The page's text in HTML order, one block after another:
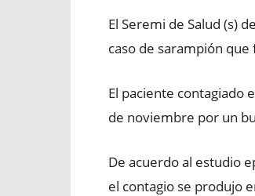
El Seremi de Salud (s)
caso de sarampión
El paciente contagiado
de noviembre por un
De acuerdo al estudio
el contagio se produjo